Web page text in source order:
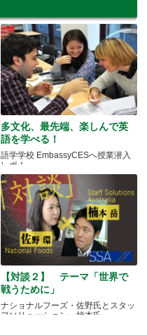
多文化、最先端、楽しんで英
語を学べる！
語学学校 EmbassyCESへ授業潜入
レポ！
【対談２】 テーマ「世界で
戦うために」
ナショナルフーズ・佐野氏とスタッ
フソリューション・楠本氏